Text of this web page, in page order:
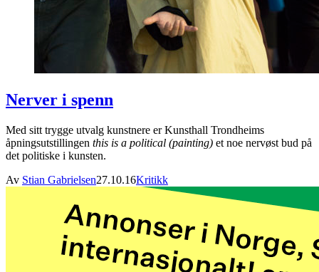
Nerver i spenn
Med sitt trygge utvalg kunstnere er Kunsthall Trondheims
åpningsutstillingen this is a political (painting) et noe nervøst bud på
det politiske i kunsten.
Av Stian Gabrielsen27.10.16Kritikk